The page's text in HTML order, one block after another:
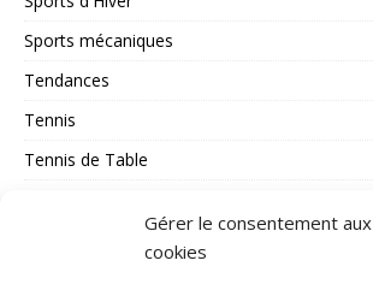
Gérer le consentement aux
cookies
Sports mécaniques
Tendances
Tennis
Tennis de Table